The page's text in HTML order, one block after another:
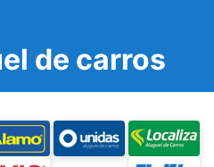
de carros